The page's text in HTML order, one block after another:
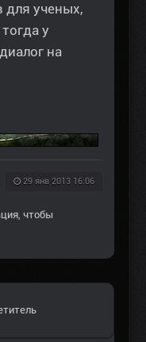
для ученых,
у
на
29 янв 2013 16:06
, чтобы